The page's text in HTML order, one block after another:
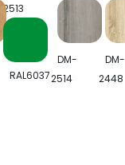
2513
DM-
2514
DM-
2448
RAL6037